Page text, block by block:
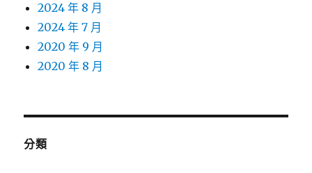
2024 年 8 月
2024 年 7 月
2020 年 9 月
2020 年 8 月
分類